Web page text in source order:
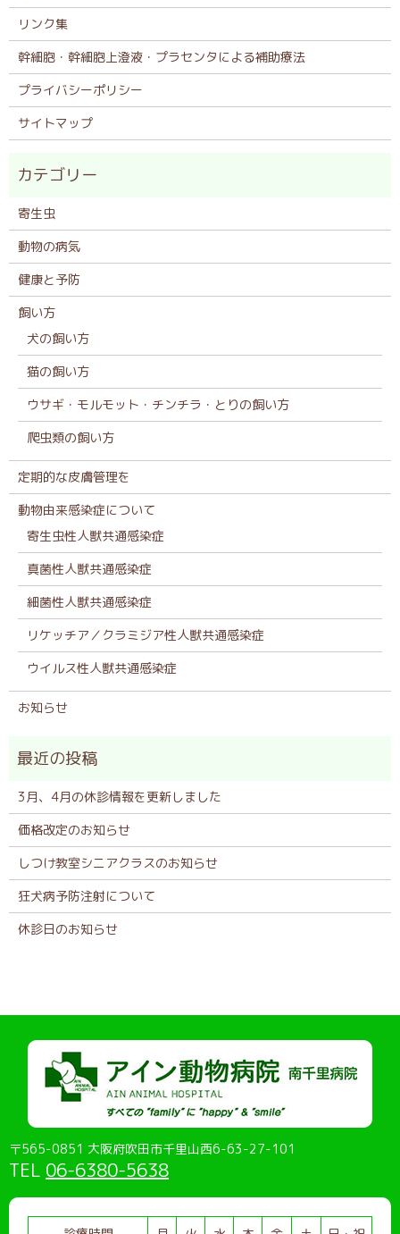
リンク集
幹細胞・幹細胞上澄液・プラセンタによる補助療法
プライバシーポリシー
サイトマップ
寄生虫
動物の病気
健康と予防
飼い方
犬の飼い方
猫の飼い方
ウサギ・モルモット・チンチラ・とりの飼い方
爬虫類の飼い方
定期的な皮膚管理を
動物由来感染症について
寄生虫性人獣共通感染症
真菌性人獣共通感染症
細菌性人獣共通感染症
リケッチア／クラミジア性人獣共通感染症
ウイルス性人獣共通感染症
お知らせ
3月、4月の休診情報を更新しました
価格改定のお知らせ
しつけ教室シニアクラスのお知らせ
狂犬病予防注射について
休診日のお知らせ
〒565-0851 大阪府吹田市千里山西6-63-27-101
TEL 06-6380-5638